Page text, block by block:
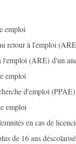
emploi
retour à l'emploi
l'emploi (ARE) d'un
emploi
d'emploi (PPAE)
emploi
en cas de
de 16 ans